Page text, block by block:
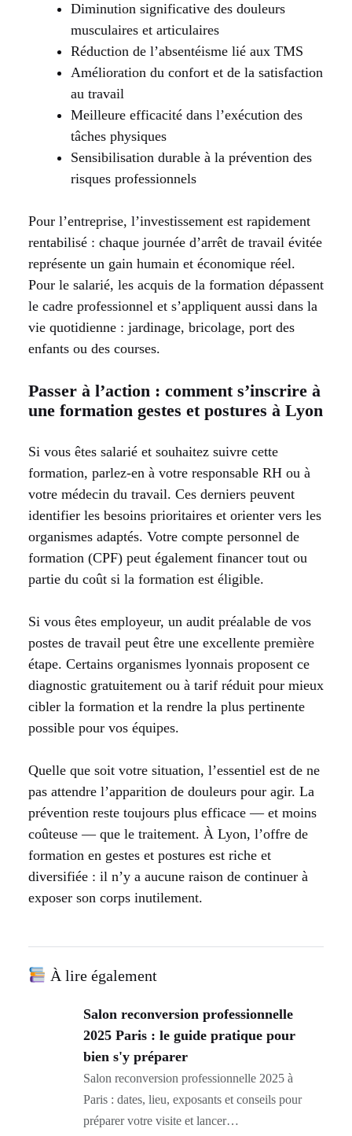
Diminution significative des douleurs
musculaires et articulaires
Réduction de l’absentéisme lié aux TMS
Amélioration du confort et de la satisfaction
au travail
Meilleure efficacité dans l’exécution des
tâches physiques
Sensibilisation durable à la prévention des
risques professionnels
Pour l’entreprise, l’investissement est rapidement
rentabilisé : chaque journée d’arrêt de travail évitée
représente un gain humain et économique réel.
Pour le salarié, les acquis de la formation dépassent
le cadre professionnel et s’appliquent aussi dans la
vie quotidienne : jardinage, bricolage, port des
enfants ou des courses.
Passer à l’action : comment s’inscrire à
une formation gestes et postures à Lyon
Si vous êtes salarié et souhaitez suivre cette
formation, parlez-en à votre responsable RH ou à
votre médecin du travail. Ces derniers peuvent
identifier les besoins prioritaires et orienter vers les
organismes adaptés. Votre compte personnel de
formation (CPF) peut également financer tout ou
partie du coût si la formation est éligible.
Si vous êtes employeur, un audit préalable de vos
postes de travail peut être une excellente première
étape. Certains organismes lyonnais proposent ce
diagnostic gratuitement ou à tarif réduit pour mieux
cibler la formation et la rendre la plus pertinente
possible pour vos équipes.
Quelle que soit votre situation, l’essentiel est de ne
pas attendre l’apparition de douleurs pour agir. La
prévention reste toujours plus efficace — et moins
coûteuse — que le traitement. À Lyon, l’offre de
formation en gestes et postures est riche et
diversifiée : il n’y a aucune raison de continuer à
exposer son corps inutilement.
À lire également
Salon reconversion professionnelle
2025 Paris : le guide pratique pour
bien s'y préparer
Salon reconversion professionnelle 2025 à
Paris : dates, lieu, exposants et conseils pour
préparer votre visite et lancer…